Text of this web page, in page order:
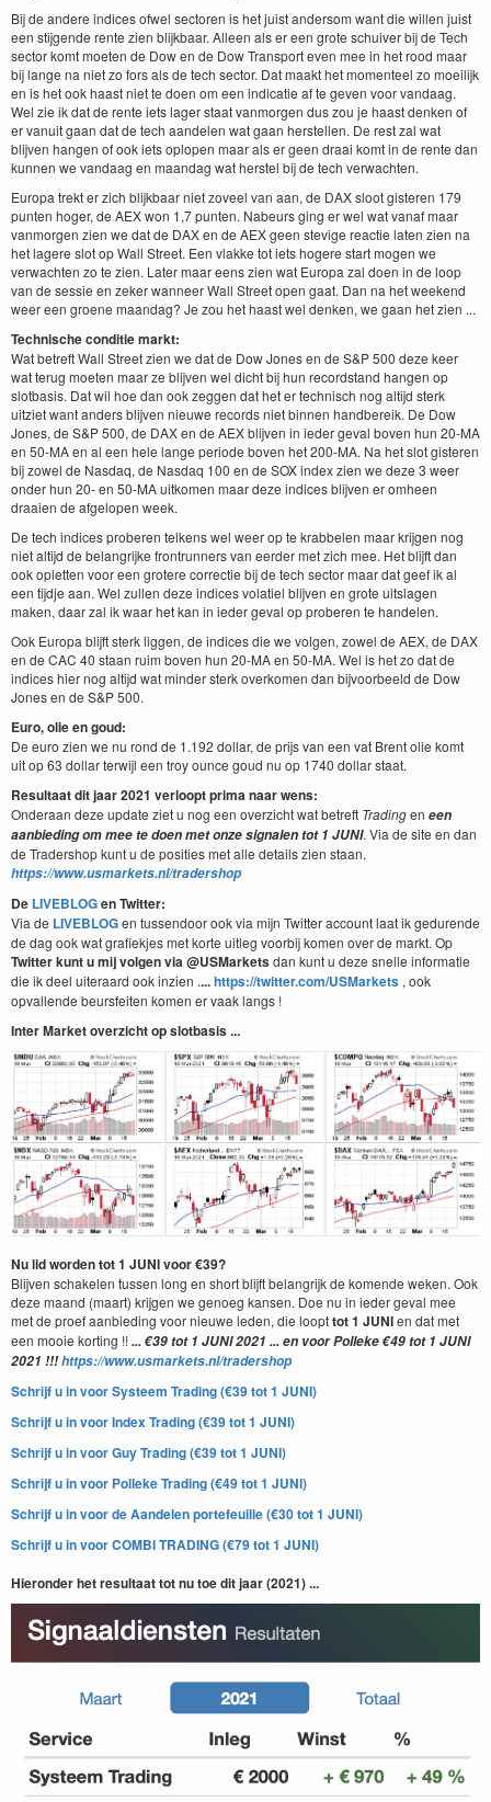
Bij de andere indices ofwel sectoren is het juist andersom want die willen juist
een stijgende rente zien blijkbaar. Alleen als er een grote schuiver bij de Tech
sector komt moeten de Dow en de Dow Transport even mee in het rood maar
bij lange na niet zo fors als de tech sector. Dat maakt het momenteel zo moeilijk
en is het ook haast niet te doen om een indicatie af te geven voor vandaag.
Wel zie ik dat de rente iets lager staat vanmorgen dus zou je haast denken of
er vanuit gaan dat de tech aandelen wat gaan herstellen. De rest zal wat
blijven hangen of ook iets oplopen maar als er geen draai komt in de rente dan
kunnen we vandaag en maandag wat herstel bij de tech verwachten.
Europa trekt er zich blijkbaar niet zoveel van aan, de DAX sloot gisteren 179
punten hoger, de AEX won 1,7 punten. Nabeurs ging er wel wat vanaf maar
vanmorgen zien we dat de DAX en de AEX geen stevige reactie laten zien na
het lagere slot op Wall Street. Een vlakke tot iets hogere start mogen we
verwachten zo te zien. Later maar eens zien wat Europa zal doen in de loop
van de sessie en zeker wanneer Wall Street open gaat. Dan na het weekend
weer een groene maandag? Je zou het haast wel denken, we gaan het zien ...
Technische conditie markt:
Wat betreft Wall Street zien we dat de Dow Jones en de S&P 500 deze keer
wat terug moeten maar ze blijven wel dicht bij hun recordstand hangen op
slotbasis. Dat wil hoe dan ook zeggen dat het er technisch nog altijd sterk
uitziet want anders blijven nieuwe records niet binnen handbereik. De Dow
Jones, de S&P 500, de DAX en de AEX blijven in ieder geval boven hun 20-MA
en 50-MA en al een hele lange periode boven het 200-MA. Na het slot gisteren
bij zowel de Nasdaq, de Nasdaq 100 en de SOX index zien we deze 3 weer
onder hun 20- en 50-MA uitkomen maar deze indices blijven er omheen
draaien de afgelopen week.
De tech indices proberen telkens wel weer op te krabbelen maar krijgen nog
niet altijd de belangrijke frontrunners van eerder met zich mee. Het blijft dan
ook opletten voor een grotere correctie bij de tech sector maar dat geef ik al
een tijdje aan. Wel zullen deze indices volatiel blijven en grote uitslagen
maken, daar zal ik waar het kan in ieder geval op proberen te handelen.
Ook Europa blijft sterk liggen, de indices die we volgen, zowel de AEX, de DAX
en de CAC 40 staan ruim boven hun 20-MA en 50-MA. Wel is het zo dat de
indices hier nog altijd wat minder sterk overkomen dan bijvoorbeeld de Dow
Jones en de S&P 500.
Euro, olie en goud:
De euro zien we nu rond de 1.192 dollar, de prijs van een vat Brent olie komt
uit op 63 dollar terwijl een troy ounce goud nu op 1740 dollar staat.
Resultaat dit jaar 2021 verloopt prima naar wens:
Onderaan deze update ziet u nog een overzicht wat betreft Tradingen een
aanbieding om mee te doen met onze signalen tot 1 JUNI. Via de site en dan
de Tradershop kunt u de posities met alle details zien staan.
https://www.usmarkets.nl/tradershop
De LIVEBLOGen Twitter:
Via de LIVEBLOGen tussendoor ook via mijn Twitter account laat ik gedurende
de dag ook wat grafiekjes met korte uitleg voorbij komen over de markt. Op
Twitter kunt u mij volgen via @USMarketsdan kunt u deze snelle informatie
die ik deel uiteraard ook inzien ....https://twitter.com/USMarkets , ook
opvallende beursfeiten komen er vaak langs !
Inter Market overzicht op slotbasis ...
Nu lid worden tot 1 JUNI voor €39?
Blijven schakelen tussen long en short blijft belangrijk de komende weken. Ook
deze maand (maart) krijgen we genoeg kansen. Doe nu in ieder geval mee
met de proef aanbieding voor nieuwe leden, die loopttot 1 JUNIen dat met
een mooie korting !!... €39 tot 1 JUNI 2021 ... en voor Polleke €49 tot 1 JUNI
2021 !!!https://www.usmarkets.nl/tradershop
Schrijf u in voor Systeem Trading (€39 tot 1 JUNI)
Schrijf u in voorIndex Trading (€39 tot 1 JUNI)
Schrijf u in voorGuy Trading (€39 tot 1 JUNI)
Schrijf u in voor Polleke Trading (€49 tot 1 JUNI)
Schrijf u in voorde Aandelen portefeuille (€30 tot 1 JUNI)
Schrijf u in voorCOMBI TRADING (€79 tot 1 JUNI)
Hieronder het resultaat tot nu toe dit jaar (2021) ...